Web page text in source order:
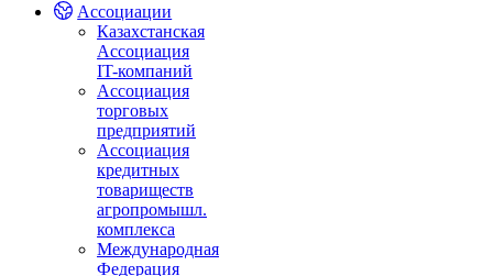
Ассоциации
Казахстанская
Ассоциация
IT-компаний
Ассоциация
торговых
предприятий
Ассоциация
кредитных
товариществ
агропромышл.
комплекса
Международная
Федерация